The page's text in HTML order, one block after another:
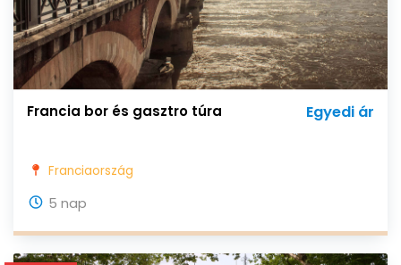
Francia bor és gasztro túra Egyedi ár
Franciaország
5 nap